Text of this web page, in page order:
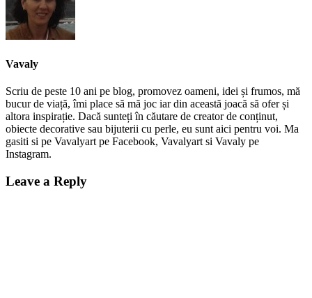
Vavaly
Scriu de peste 10 ani pe blog, promovez oameni, idei și frumos, mă
bucur de viață, îmi place să mă joc iar din această joacă să ofer și
altora inspirație. Dacă sunteți în căutare de creator de conținut,
obiecte decorative sau bijuterii cu perle, eu sunt aici pentru voi. Ma
gasiti si pe Vavalyart pe Facebook, Vavalyart si Vavaly pe
Instagram.
Leave a Reply